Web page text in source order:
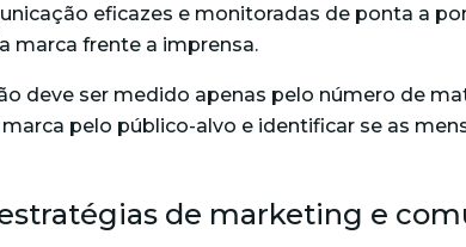
eficazes e monitoradas de ponta a
marca frente a imprensa.
deve ser medido apenas pelo número de
pelo público-alvo e identificar se as
de marketing e